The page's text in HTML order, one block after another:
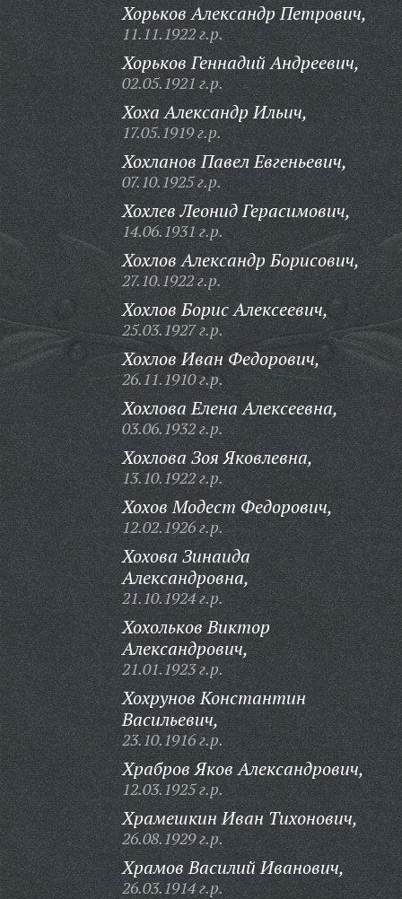
Хорьков Александр Петрович,
11.11.1922 г.р.
Хорьков Геннадий Андреевич,
02.05.1921 г.р.
Хоха Александр Ильич,
17.05.1919 г.р.
Хохланов Павел Евгеньевич,
07.10.1925 г.р.
Хохлев Леонид Герасимович,
14.06.1931 г.р.
Хохлов Александр Борисович,
27.10.1922 г.р.
Хохлов Борис Алексеевич,
25.03.1927 г.р.
Хохлов Иван Федорович,
26.11.1910 г.р.
Хохлова Елена Алексеевна,
03.06.1932 г.р.
Хохлова Зоя Яковлевна,
13.10.1922 г.р.
Хохов Модест Федорович,
12.02.1926 г.р.
Хохова Зинаида
Александровна,
21.10.1924 г.р.
Хохольков Виктор
Александрович,
21.01.1923 г.р.
Хохрунов Константин
Васильевич,
23.10.1916 г.р.
Храбров Яков Александрович,
12.03.1925 г.р.
Храмешкин Иван Тихонович,
26.08.1929 г.р.
Храмов Василий Иванович,
26.03.1914 г.р.